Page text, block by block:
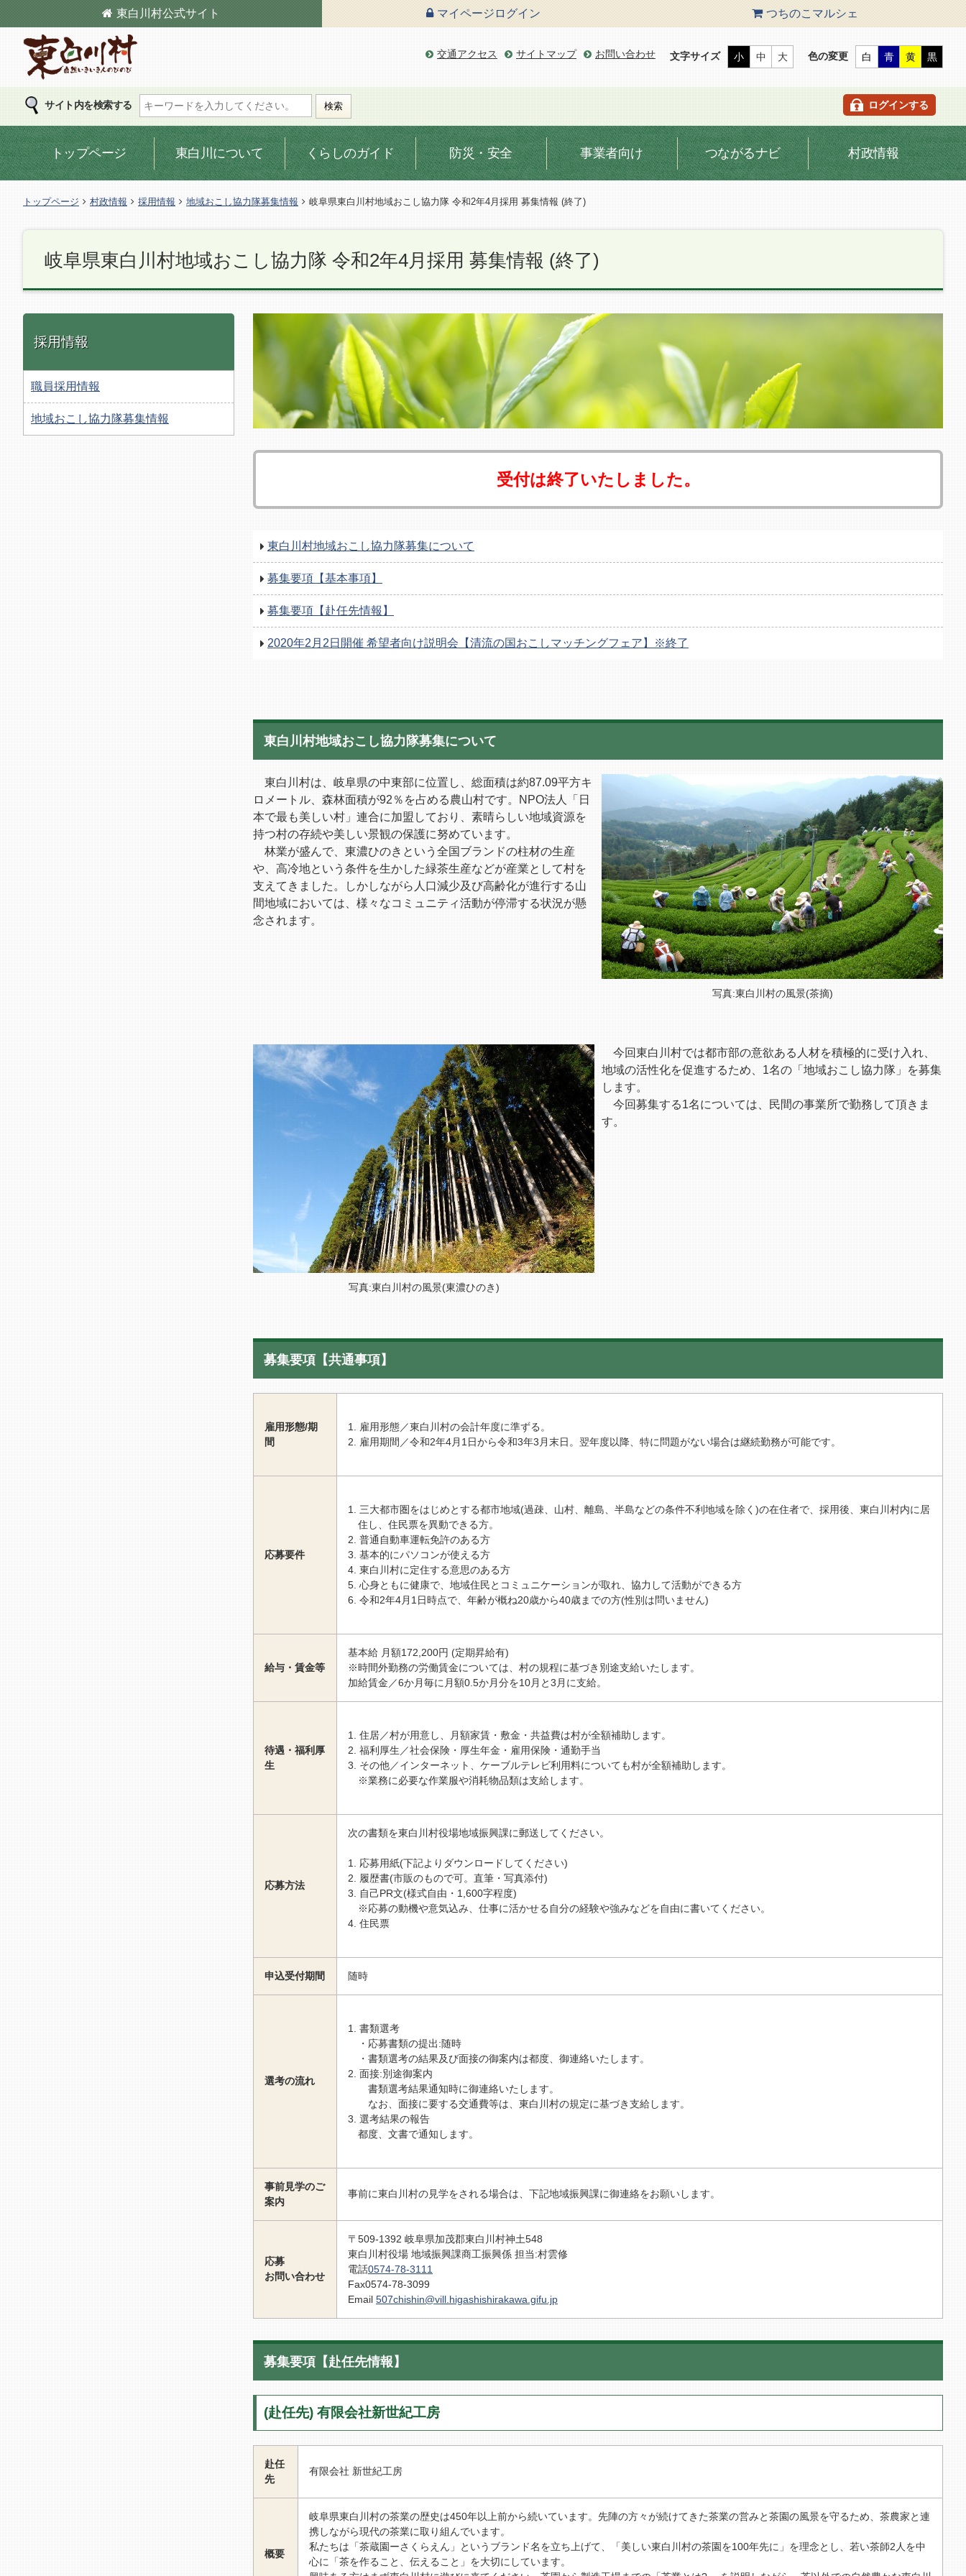
東白川村公式サイト マイページ ログイン つちのこ マルシェ
東白川村の公式サイト
交通アクセス サイトマップ お問い合わせ 文字サイズ 小 中 大 色の変更 白 青 黄 黒
サイト内を検索する ログインする
トップページ 東白川について くらしのガイド 防災・安全 事業者向け つながるナビ 村政情報
トップページ 村政情報 採用情報 地域おこし協力隊募集情報 岐阜県東白川村地域おこし協力隊 令和2年4月採用 募集情報 (終了)
岐阜県東白川村地域おこし協力隊 令和2年4月採用 募集情報 (終了)
受付は終了いたしました。
東白川村地域おこし協力隊募集について
募集要項【基本事項】
募集要項【赴任先情報】
2020年2月2日開催 希望者向け説明会【清流の国おこしマッチングフェア】※終了
東白川村地域おこし協力隊募集について
写真:東白川村の風景(茶摘)
東白川村は、岐阜県の中東部に位置し、総面積は約87.09平方キ
ロメートル、森林面積が92％を占める農山村です。NPO法人「日
本で最も美しい村」連合に加盟しており、素晴らしい地域資源を
持つ村の存続や美しい景観の保護に努めています。
林業が盛んで、東濃ひのきという全国ブランドの柱材の生産
や、高冷地という条件を生かした緑茶生産などが産業として村を
支えてきました。しかしながら人口減少及び高齢化が進行する山
間地域においては、様々なコミュニティ活動が停滞する状況が懸
念されます。
写真:東白川村の風景(東濃ひのき)
今回東白川村では都市部の意欲ある人材を積極的に受け入れ、
地域の活性化を促進するため、1名の「地域おこし協力隊」を募集
します。
今回募集する1名については、民間の事業所で勤務して頂きま
す。
募集要項【共通事項】
雇用形態/期
間
雇用形態／東白川村の会計年度に準ずる。
雇用期間／令和2年4月1日から令和3年3月末日。翌年度以降、特に問題がない場合は継続勤務が可能です。
応募要件
三大都市圏をはじめとする都市地域(過疎、山村、離島、半島などの条件不利地域を除く)の在住者で、採用後、東白川村内に居
住し、住民票を異動できる方。
普通自動車運転免許のある方
基本的にパソコンが使える方
東白川村に定住する意思のある方
心身ともに健康で、地域住民とコミュニケーションが取れ、協力して活動ができる方
令和2年4月1日時点で、年齢が概ね20歳から40歳までの方(性別は問いません)
給与・賃金等
基本給 月額172,200円 (定期昇給有)
※時間外勤務の労働賃金については、村の規程に基づき別途支給いたします。
加給賃金／6か月毎に月額0.5か月分を10月と3月に支給。
待遇・福利厚
生
住居／村が用意し、月額家賃・敷金・共益費は村が全額補助します。
福利厚生／社会保険・厚生年金・雇用保険・通勤手当
その他／インターネット、ケーブルテレビ利用料についても村が全額補助します。
※業務に必要な作業服や消耗物品類は支給します。
応募方法
次の書類を東白川村役場地域振興課に郵送してください。
応募用紙(下記よりダウンロードしてください)
履歴書(市販のもので可。直筆・写真添付)
自己PR文(様式自由・1,600字程度)
※応募の動機や意気込み、仕事に活かせる自分の経験や強みなどを自由に書いてください。
住民票
申込受付期間 随時
選考の流れ
書類選考
・応募書類の提出:随時
・書類選考の結果及び面接の御案内は都度、御連絡いたします。
面接:別途御案内
書類選考結果通知時に御連絡いたします。
なお、面接に要する交通費等は、東白川村の規定に基づき支給します。
選考結果の報告
都度、文書で通知します。
事前見学のご
案内
事前に東白川村の見学をされる場合は、下記地域振興課に御連絡をお願いします。
応募
お問い合わせ
〒509-1392 岐阜県加茂郡東白川村神土548
東白川村役場 地域振興課商工振興係 担当:村雲修
電話0574-78-3111
Fax0574-78-3099
Email 507chishin@vill.higashishirakawa.gifu.jp
募集要項【赴任先情報】
(赴任先) 有限会社新世紀工房
赴任
先
有限会社 新世紀工房
概要
岐阜県東白川村の茶業の歴史は450年以上前から続いています。先陣の方々が続けてきた茶業の営みと茶園の風景を守るため、茶農家と連
携しながら現代の茶業に取り組んでいます。
私たちは「茶蔵園ーさくらえん」というブランド名を立ち上げて、「美しい東白川村の茶園を100年先に」を理念とし、若い茶師2人を中
心に「茶を作ること、伝えること」を大切にしています。
採用情報
職員採用情報
地域おこし協力隊募集情報